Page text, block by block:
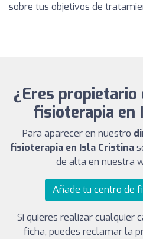
sobre tus objetivos de
¿Eres propietario
fisioterapia en
Para aparecer en nuestro
fisioterapia en Isla Cristina
de alta en nuestra
Añade tu centro de
Si quieres realizar cualquier
ficha, puedes reclamar la